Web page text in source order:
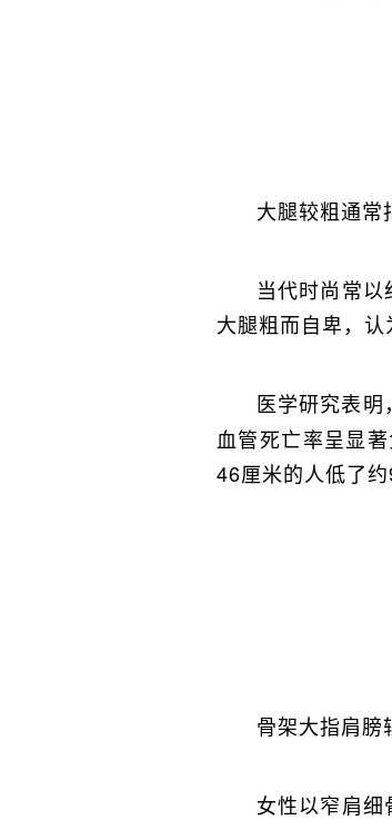
大腿较粗通常
当代时尚常
大腿粗而自卑，认
医学研究表明，
血管死亡率呈显
46厘米的人低了约
骨架大指肩膀
女性以窄肩